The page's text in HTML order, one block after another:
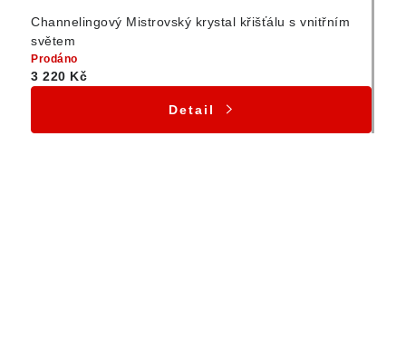
Channelingový Mistrovský krystal křišťálu s vnitřním
světem
Prodáno
3 220 Kč
Detail